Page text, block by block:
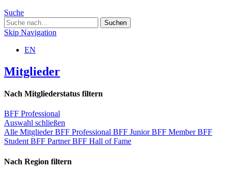
Suche
Skip Navigation
EN
Mitglieder
Nach Mitgliederstatus filtern
BFF Professional
Auswahl schließen
Alle MitgliederBFF Professional BFF JuniorBFF MemberBFF
Student BFF PartnerBFF Hall of Fame
Nach Region filtern